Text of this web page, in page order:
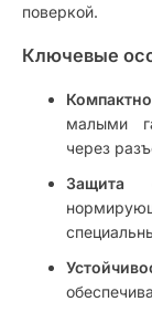
поверкой.
Ключевые
малыми
через
Защита